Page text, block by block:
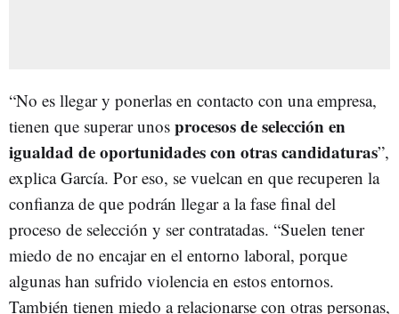
“No es llegar y ponerlas en contacto con una empresa,
tienen que superar unos procesos de selección en
igualdad de oportunidades con otras candidaturas”,
explica García. Por eso, se vuelcan en que recuperen la
confianza de que podrán llegar a la fase final del
proceso de selección y ser contratadas. “Suelen tener
miedo de no encajar en el entorno laboral, porque
algunas han sufrido violencia en estos entornos.
También tienen miedo a relacionarse con otras personas,